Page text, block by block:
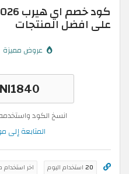
على افضل المنتجات
عروض مميزة
انسخ الكود
المتابعة
20 استخدام اليوم اخر استخدام